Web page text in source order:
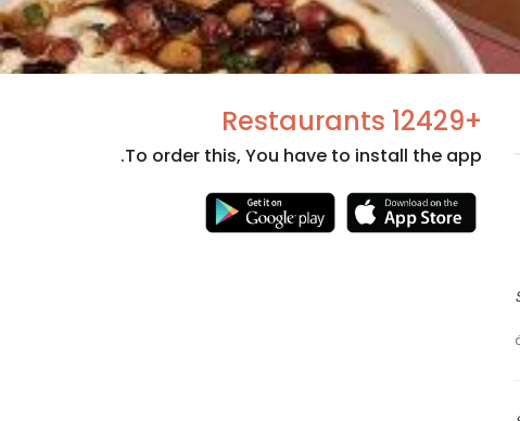
+12429 Restaurants
To order this, You have to install the app.